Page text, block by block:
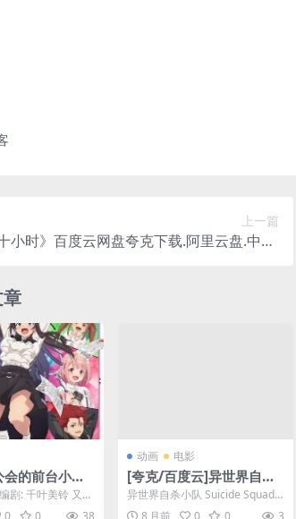
上一篇
十小时》百度云网盘夸克下载.阿里云盘.中字.
会的前台小
加班，所以
伐boss》百度
剧: 千叶美铃 又
的柜台小姐，但因
动画 电影
[夸克/百度云]异世界自杀
小队 – 2024 – 1080P最新
同步上线 – 喜剧/动作/动
异世界自杀小队 Suicide Squad I
SEKAI (2024) 导演: ...